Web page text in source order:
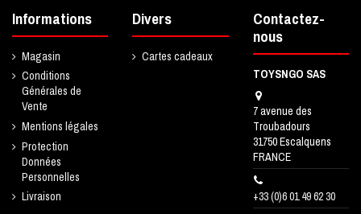
Informations
Magasin
Conditions
Générales de
Vente
Mentions légales
Protection
Données
Personnelles
Livraison
Divers
Cartes cadeaux
Contactez-
nous
TOYSNGO SAS
7 avenue des
Troubadours
31750 Escalquens
FRANCE
+33 (0)6 01 49 62 30